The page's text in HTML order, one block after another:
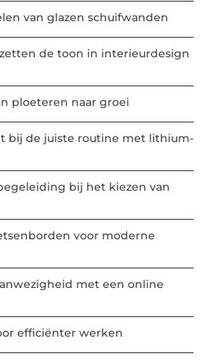
van glazen schuifwanden
de toon in interieurdesign
ploeteren naar groei
bij de juiste routine met lithium-
bij het kiezen van
voor moderne
met een online
efficiënter werken